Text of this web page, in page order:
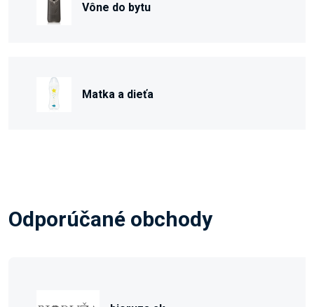
Vône do bytu
Matka a dieťa
Odporúčané obchody